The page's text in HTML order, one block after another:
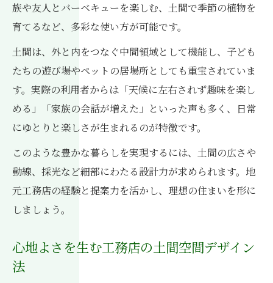
族や友人とバーベキューを楽しむ、土間で季節の植物を
育てるなど、多彩な使い方が可能です。
土間は、外と内をつなぐ中間領域として機能し、子ども
たちの遊び場やペットの居場所としても重宝されていま
す。実際の利用者からは「天候に左右されず趣味を楽し
める」「家族の会話が増えた」といった声も多く、日常
にゆとりと楽しさが生まれるのが特徴です。
このような豊かな暮らしを実現するには、土間の広さや
動線、採光など細部にわたる設計力が求められます。地
元工務店の経験と提案力を活かし、理想の住まいを形に
しましょう。
心地よさを生む工務店の土間空間デザイン
法